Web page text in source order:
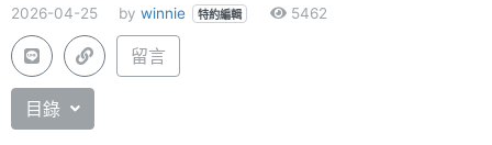
2026-04-25 by winnie 特約編輯 5462
留言
目錄